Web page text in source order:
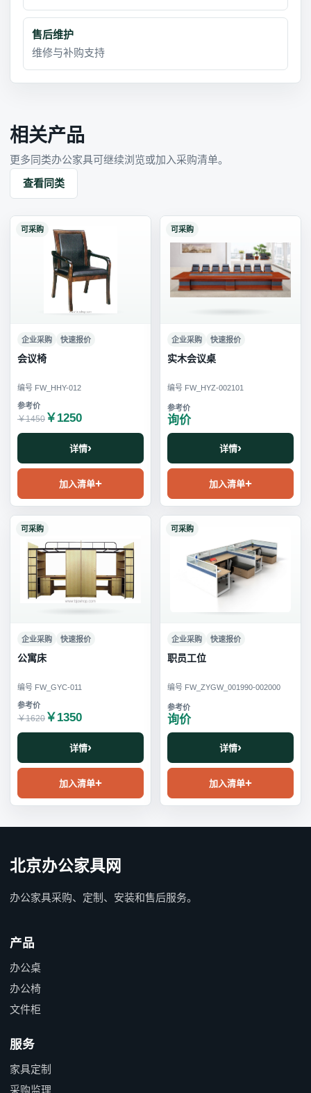
售后维护
维修与补购支持
相关产品
更多同类办公家具可继续浏览或加入采购清单。
查看同类
可采购
企业采购 快速报价
会议椅
编号 FW_HHY-012
￥1450 ￥1250
详情
加入清单
可采购
企业采购 快速报价
实木会议桌
编号 FW_HYZ-002101
询价
详情
加入清单
可采购
企业采购 快速报价
公寓床
编号 FW_GYC-011
￥1620 ￥1350
详情
加入清单
可采购
企业采购 快速报价
职员工位
编号 FW_ZYGW_001990-002000
询价
详情
加入清单
北京办公家具网
办公家具采购、定制、安装和售后服务。
产品
办公桌
办公椅
文件柜
服务
家具定制
采购监理